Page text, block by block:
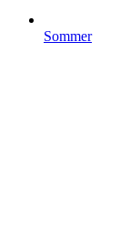
Sommer